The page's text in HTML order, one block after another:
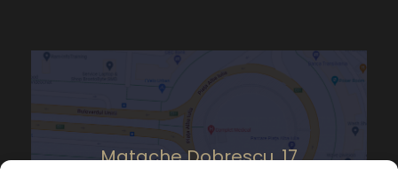
Matache Dobrescu, 17